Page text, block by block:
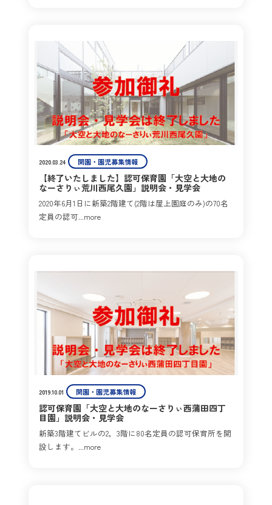
2020.03.24 開園・園児募集情報
【終了いたしました】認可保育園「大空と大地の
なーさりぃ荒川西尾久園」説明会・見学会
2020年6月1日に新築2階建て(2階は屋上園庭のみ)の70名
定員の認可...more
2019.10.01 開園・園児募集情報
認可保育園「大空と大地のなーさりぃ西蒲田四丁
目園」説明会・見学会
新築3階建てビルの2，3階に80名定員の認可保育所を開
設します。...more